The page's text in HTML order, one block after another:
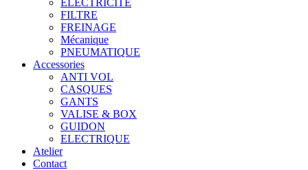
FILTRE
FREINAGE
Mécanique
PNEUMATIQUE
Accessories
ANTI VOL
CASQUES
GANTS
VALISE & BOX
GUIDON
ELECTRIQUE
Atelier
Contact